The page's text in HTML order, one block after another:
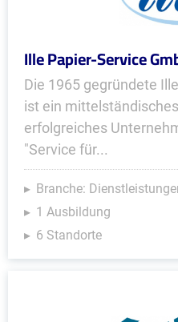
Ille Papier-Service
Die 1965 gegründete
ist ein
erfolgreiches
"Service für...
Branche:
1 Ausbildung
6 Standorte